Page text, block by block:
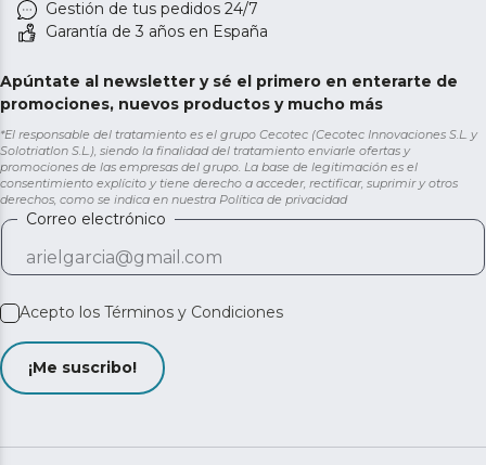
Gestión de tus pedidos 24/7
Garantía de 3 años en España
Apúntate al newsletter y sé el primero en enterarte de
promociones, nuevos productos y mucho más
*El responsable del tratamiento es el grupo Cecotec (Cecotec Innovaciones S.L. y
Solotriatlon S.L.), siendo la finalidad del tratamiento enviarle ofertas y
promociones de las empresas del grupo. La base de legitimación es el
consentimiento explícito y tiene derecho a acceder, rectificar, suprimir y otros
derechos, como se indica en nuestra Política de privacidad
Correo electrónico
Acepto los Términos y Condiciones
¡Me suscribo!